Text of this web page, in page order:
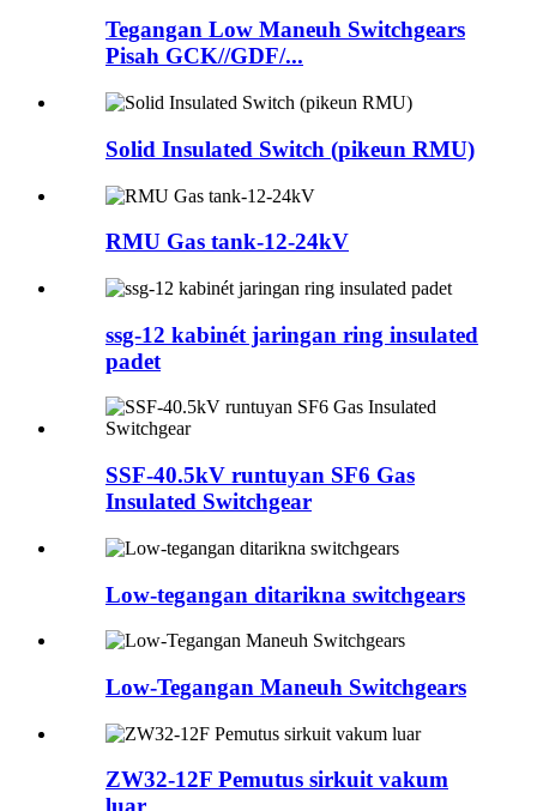
Tegangan Low Maneuh Switchgears
Pisah GCK//GDF/...
Solid Insulated Switch (pikeun RMU)
RMU Gas tank-12-24kV
ssg-12 kabinét jaringan ring insulated
padet
SSF-40.5kV runtuyan SF6 Gas
Insulated Switchgear
Low-tegangan ditarikna switchgears
Low-Tegangan Maneuh Switchgears
ZW32-12F Pemutus sirkuit vakum